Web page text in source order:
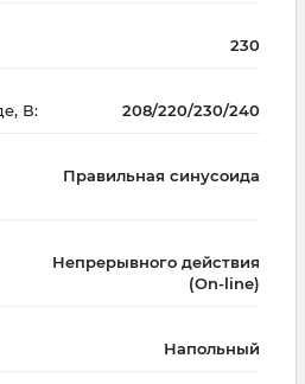
230
В: 208/220/230/240
Правильная синусоида
Непрерывного действия
(On-line)
Напольный